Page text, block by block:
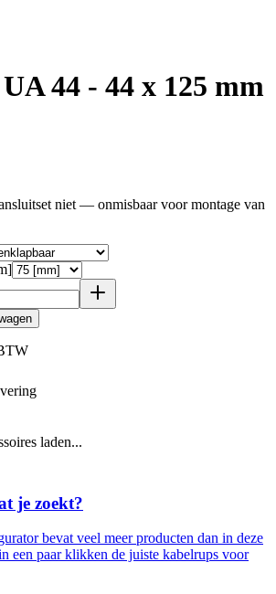
44 - 44 x 125 mm
niet — onmisbaar voor montage van
laden...
je zoekt?
bevat veel meer producten dan in deze
een paar klikken de juiste kabelrups voor